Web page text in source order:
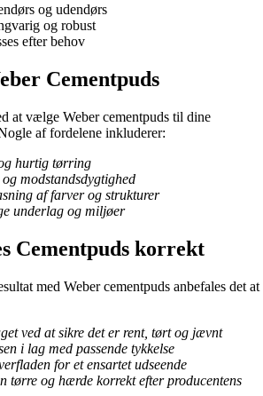
og udendørs
og robust
efter behov
Cementpuds
at vælge Weber cementpuds til dine
af fordelene inkluderer:
hurtig tørring
modstandsdygtighed
af farver og strukturer
underlag og miljøer
Cementpuds korrekt
med Weber cementpuds anbefales det at
ved at sikre det er rent, tørt og jævnt
i lag med passende tykkelse
for et ensartet udseende
tørre og hærde korrekt efter producentens